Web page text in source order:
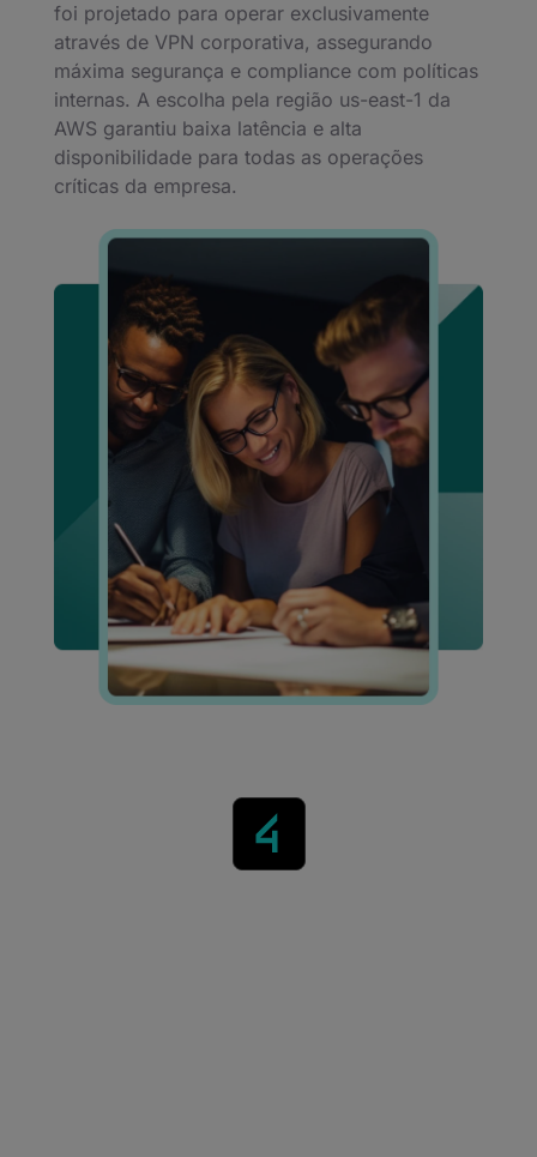
foi projetado para operar exclusivamente
através de VPN corporativa, assegurando
máxima segurança e compliance com políticas
internas. A escolha pela região us-east-1 da
AWS garantiu baixa latência e alta
disponibilidade para todas as operações
críticas da empresa.